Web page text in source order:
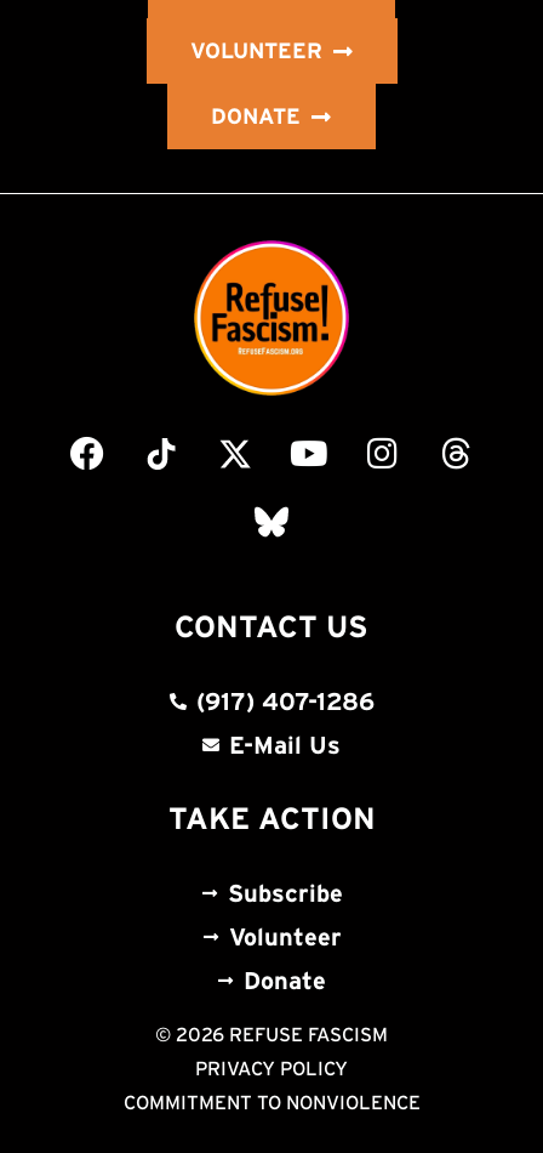
VOLUNTEER
DONATE
CONTACT US
(917) 407-1286
E-Mail Us
TAKE ACTION
Subscribe
Volunteer
Donate
© 2026 REFUSE FASCISM
PRIVACY POLICY
COMMITMENT TO NONVIOLENCE